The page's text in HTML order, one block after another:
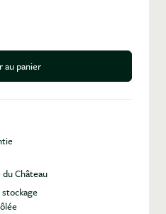
au panier
Château